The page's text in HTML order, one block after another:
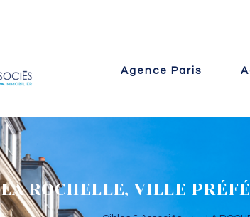
Agence Paris
LA ROCHELLE, VILLE